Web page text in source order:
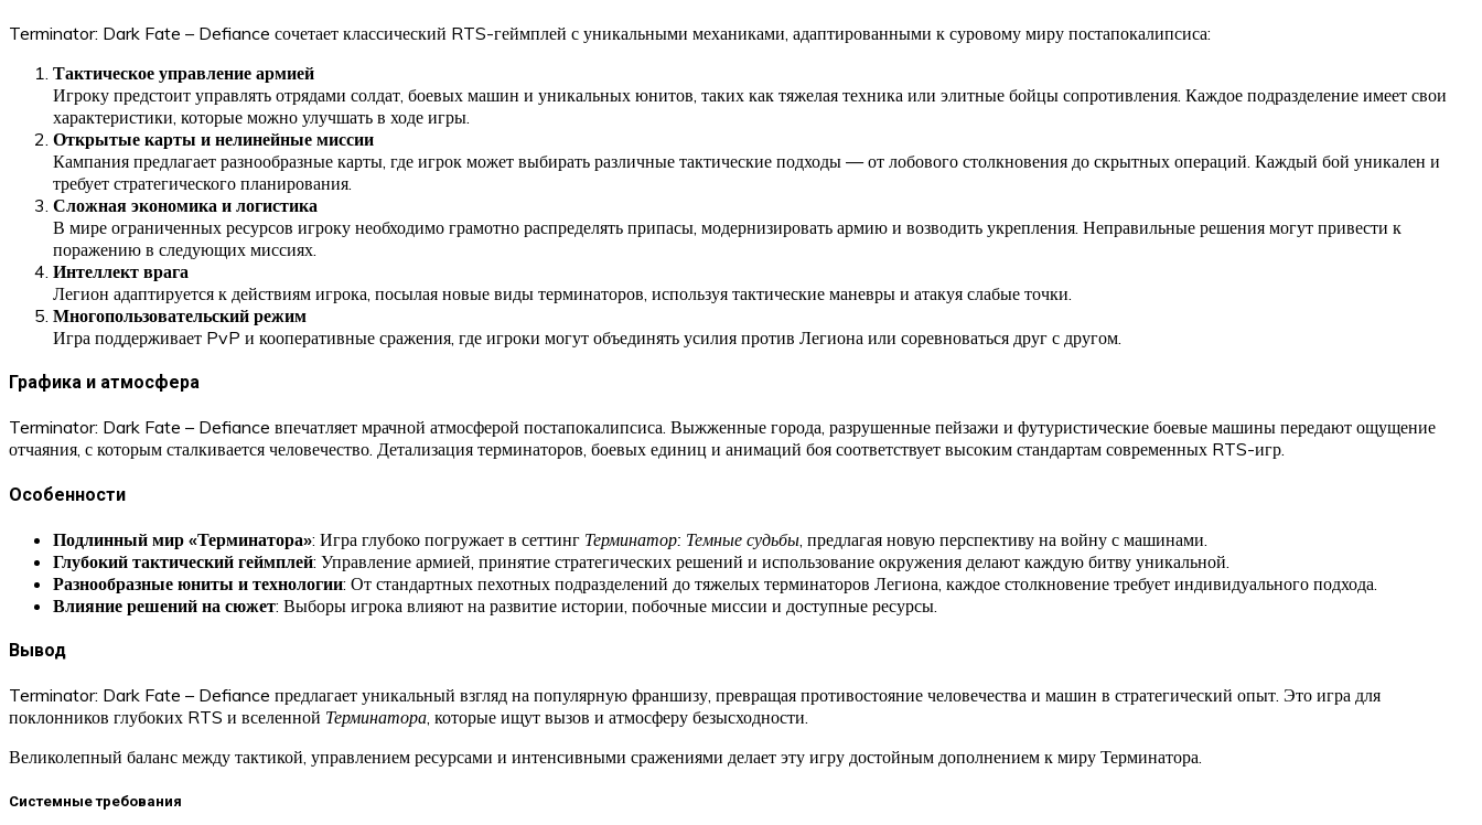
Terminator: Dark Fate – Defiance сочетает классический RTS-геймплей с уникальными механиками, адаптированными к суровому миру постапокалипсиса:
Тактическое управление армией
Игроку предстоит управлять отрядами солдат, боевых машин и уникальных юнитов, таких как тяжелая техника или элитные бойцы сопротивления. Каждое подразделение имеет свои
характеристики, которые можно улучшать в ходе игры.
Открытые карты и нелинейные миссии
Кампания предлагает разнообразные карты, где игрок может выбирать различные тактические подходы — от лобового столкновения до скрытных операций. Каждый бой уникален и
требует стратегического планирования.
Сложная экономика и логистика
В мире ограниченных ресурсов игроку необходимо грамотно распределять припасы, модернизировать армию и возводить укрепления. Неправильные решения могут привести к
поражению в следующих миссиях.
Интеллект врага
Легион адаптируется к действиям игрока, посылая новые виды терминаторов, используя тактические маневры и атакуя слабые точки.
Многопользовательский режим
Игра поддерживает PvP и кооперативные сражения, где игроки могут объединять усилия против Легиона или соревноваться друг с другом.
Графика и атмосфера
Terminator: Dark Fate – Defiance впечатляет мрачной атмосферой постапокалипсиса. Выжженные города, разрушенные пейзажи и футуристические боевые машины передают ощущение
отчаяния, с которым сталкивается человечество. Детализация терминаторов, боевых единиц и анимаций боя соответствует высоким стандартам современных RTS-игр.
Особенности
Подлинный мир «Терминатора»: Игра глубоко погружает в сеттинг Терминатор: Темные судьбы , предлагая новую перспективу на войну с машинами.
Глубокий тактический геймплей: Управление армией, принятие стратегических решений и использование окружения делают каждую битву уникальной.
Разнообразные юниты и технологии: От стандартных пехотных подразделений до тяжелых терминаторов Легиона, каждое столкновение требует индивидуального подхода.
Влияние решений на сюжет: Выборы игрока влияют на развитие истории, побочные миссии и доступные ресурсы.
Вывод
Terminator: Dark Fate – Defiance предлагает уникальный взгляд на популярную франшизу, превращая противостояние человечества и машин в стратегический опыт. Это игра для
поклонников глубоких RTS и вселенной Терминатора, которые ищут вызов и атмосферу безысходности.
Великолепный баланс между тактикой, управлением ресурсами и интенсивными сражениями делает эту игру достойным дополнением к миру Терминатора.
Системные требования